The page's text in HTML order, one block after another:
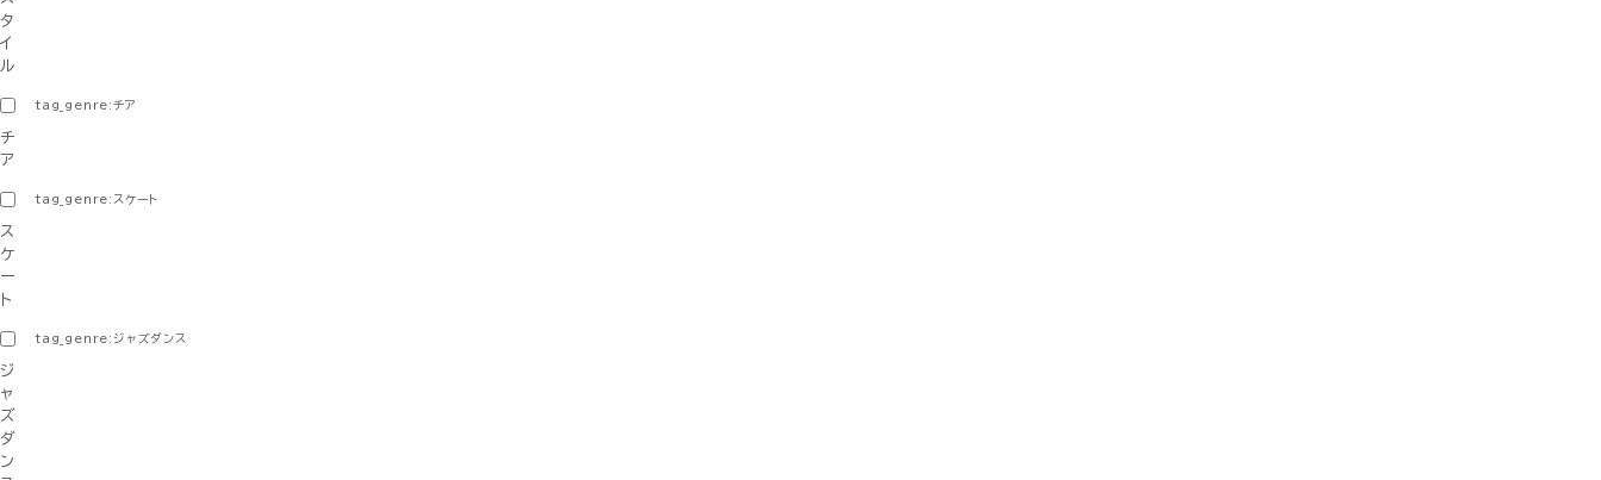
タ
イ
ル
tag_genre:チア
チ
ア
tag_genre:スケート
ス
ケ
ー
ト
tag_genre:ジャズダンス
ジ
ャ
ズ
ダ
ン